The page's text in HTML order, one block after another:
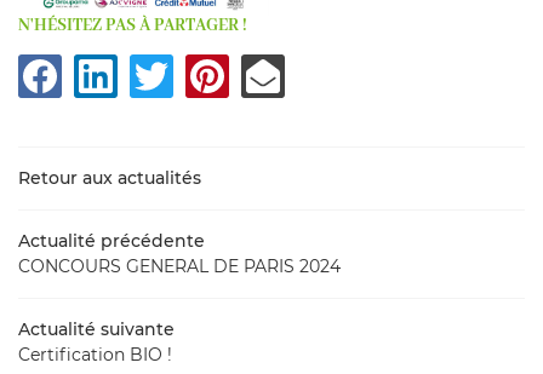
Accueil
Nos vins
N'HÉSITEZ PAS À PARTAGER !
Retour aux actualités
Actualité précédente
CONCOURS GENERAL DE PARIS 2024
Actualité suivante
Certification BIO !